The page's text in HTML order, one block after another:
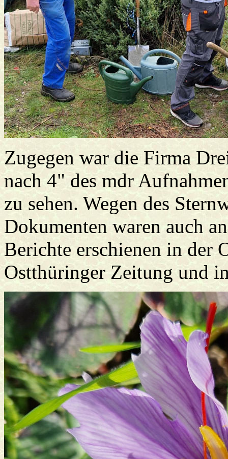
Zugegen war die Firma
nach 4" des mdr
zu sehen. Wegen des
Dokumenten waren auch
Berichte erschienen in der
Ostthüringer Zeitung und